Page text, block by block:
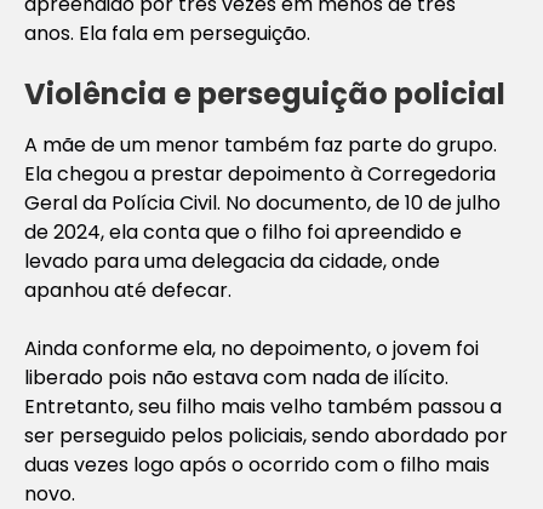
anos. Ela fala em perseguição.
Violência e perseguição policial
A mãe de um menor também faz parte do grupo.
Ela chegou a prestar depoimento à Corregedoria
Geral da Polícia Civil. No documento, de 10 de julho
de 2024, ela conta que o filho foi apreendido e
levado para uma delegacia da cidade, onde
apanhou até defecar.
Ainda conforme ela, no depoimento, o jovem foi
liberado pois não estava com nada de ilícito.
Entretanto, seu filho mais velho também passou a
ser perseguido pelos policiais, sendo abordado por
duas vezes logo após o ocorrido com o filho mais
novo.